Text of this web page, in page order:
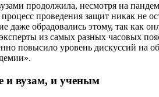
продолжила, несмотря на
проведения защит никак не
даже обрадовались этому, так как
из самых разных часовых
повысило уровень дискуссий на
и вузам, и ученым